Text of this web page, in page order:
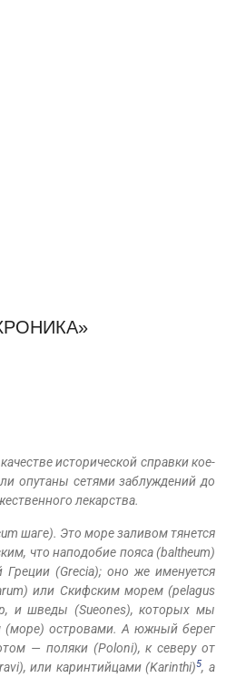
исторической справки кое-
опутаны сетями заблуждений до
лекарства.
шаге). Это море заливом тянется
что наподобие пояса (baltheum)
(Grecia); оно же именуется
или Скифским морем (pelagus
и шведы (Sueones), которых мы
(море) островами. А южный берег
— поляки (Poloni), к северу от
или каринтийцами (Karinthi)5, а